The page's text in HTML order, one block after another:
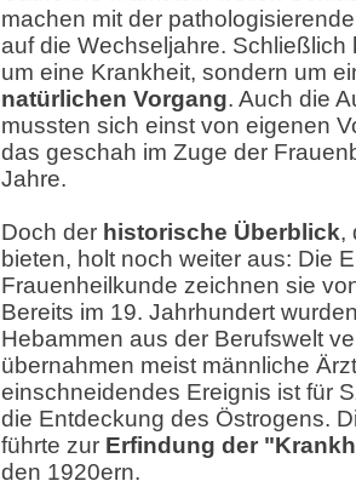
machen mit der
auf die Wechseljahre. Schließlich
um eine Krankheit, sondern um
natürlichen Vorgang. Auch die
mussten sich einst von eigenen
das geschah im Zuge der
Jahre.
Doch der historische Überblick,
bieten, holt noch weiter aus: Die
Frauenheilkunde zeichnen sie
Bereits im 19. Jahrhundert
Hebammen aus der Berufswelt
übernahmen meist männliche
einschneidendes Ereignis ist für
die Entdeckung des Östrogens.
führte zur Erfindung der
den 1920ern.